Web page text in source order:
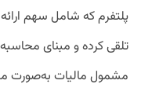
پلتفرم که شامل سهم
تلقی کرده و مبنای
مشمول مالیات به‌صورت